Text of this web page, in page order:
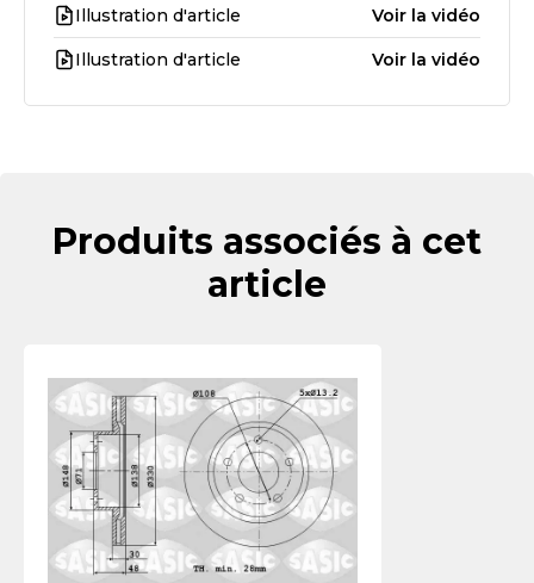
Illustration d'article Voir la vidéo
Illustration d'article Voir la vidéo
Produits associés à cet
article